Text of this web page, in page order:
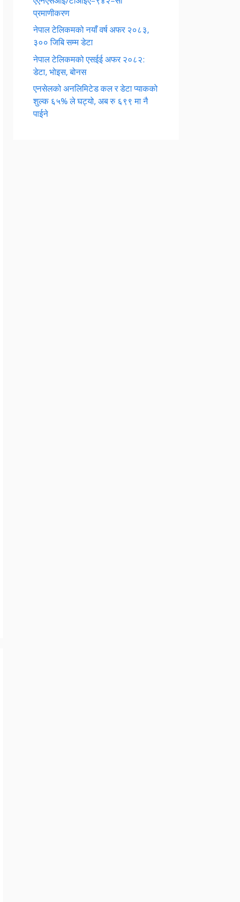
प्रमाणीकरण
नेपाल टेलिकमको नयाँ वर्ष अफर २०८३,
३०० जिबि सम्म डेटा
नेपाल टेलिकमको एसईई अफर २०८२:
डेटा, भोइस, बोनस
एनसेलको अनलिमिटेड कल र डेटा प्याकको
शुल्क ६५% ले घट्यो, अब रु ६९९ मा नै
पाईने